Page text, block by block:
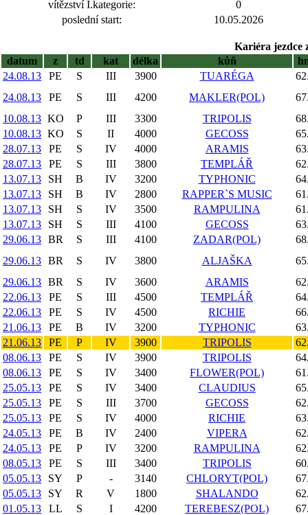
vítězství I.kategorie:
0
poslední start:
10.05.2026
Kariéra jezdce
datum
z td kat délka kůň
24.08.13
PE S III 3900 TUARÉGA
24.08.13
PE S III 4200 MAKLER(POL)
10.08.13 KO P III 3300 TRIPOLIS
10.08.13 KO S II 4000 GECOSS
28.07.13
PE S IV 4000 ARAMIS
28.07.13
PE S III 3800 TEMPLÁŘ
13.07.13
SH B IV 3200 TYPHONIC
13.07.13
SH B IV 2800 RAPPER`S MUSIC
13.07.13
SH S IV 3500 RAMPULINA
13.07.13
SH S III 4100 GECOSS
29.06.13 BR S III 4100 ZADAR(POL)
29.06.13 BR S IV 3800 ALJAŠKA
29.06.13 BR S IV 3600 ARAMIS
22.06.13
PE S III 4500 TEMPLÁŘ
22.06.13
PE S IV 4500 RICHIE
21.06.13
PE B IV 3200 TYPHONIC
21.06.13
PE P IV 3900 TRIPOLIS
08.06.13
PE S IV 3900 TRIPOLIS
08.06.13
PE S IV 3400 FLOWER(POL)
25.05.13
PE S IV 3400 CLAUDIUS
25.05.13
PE S III 3700 GECOSS
25.05.13
PE S IV 4000 RICHIE
24.05.13
PE B IV 2400 VIPERA
24.05.13
PE P IV 3200 RAMPULINA
08.05.13
PE S III 3400 TRIPOLIS
05.05.13
SY P - 3140 CHLORYT(POL)
05.05.13
SY R V 1800 SHALANDO
01.05.13
LL S I 4200 TEREBESZ(POL)